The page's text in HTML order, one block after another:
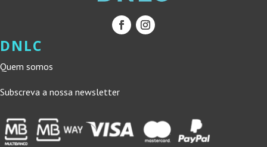
DNLC
Quem somos
Subscreva a nossa newsletter